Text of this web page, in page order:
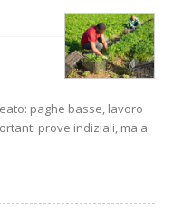
paghe basse, lavoro
prove indiziali, ma a